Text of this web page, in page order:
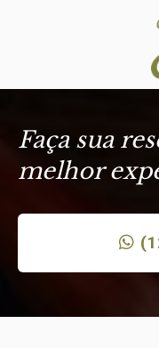
Faça sua
melhor